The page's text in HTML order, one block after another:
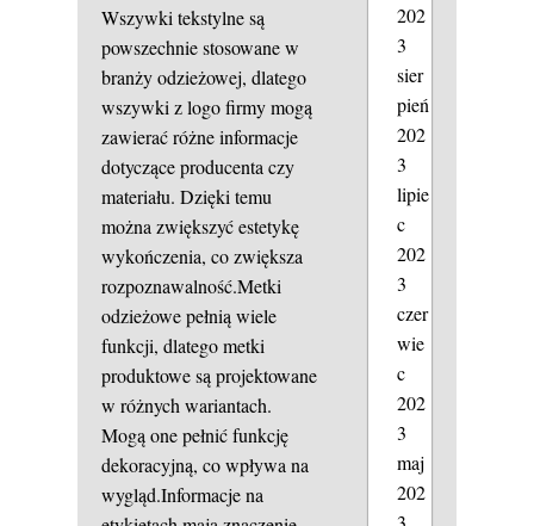
Wszywki tekstylne są
powszechnie stosowane w
branży odzieżowej, dlatego
wszywki z logo firmy mogą
zawierać różne informacje
dotyczące producenta czy
materiału. Dzięki temu
można zwiększyć estetykę
wykończenia, co zwiększa
rozpoznawalność.Metki
odzieżowe pełnią wiele
funkcji, dlatego metki
produktowe są projektowane
w różnych wariantach.
Mogą one pełnić funkcję
dekoracyjną, co wpływa na
wygląd.Informacje na
202
3
sier
pień
202
3
lipie
c
202
3
czer
wie
c
202
3
maj
202